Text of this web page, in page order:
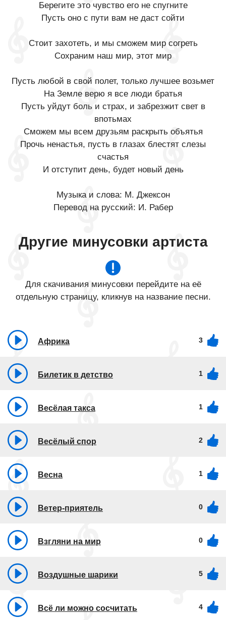
Берегите это чувство его не спугните
Пусть оно с пути вам не даст сойти
Стоит захотеть, и мы сможем мир согреть
Сохраним наш мир, этот мир
Пусть любой в свой полет, только лучшее возьмет
На Земле верю я все люди братья
Пусть уйдут боль и страх, и забрезжит свет в
впотьмах
Сможем мы всем друзьям раскрыть объятья
Прочь ненастья, пусть в глазах блестят слезы
счастья
И отступит день, будет новый день
Музыка и слова: М. Джексон
Перевод на русский: И. Рабер
Другие минусовки артиста
Для скачивания минусовки перейдите на её
отдельную страницу, кликнув на название песни.
Африка 3
Билетик в детство 1
Весёлая такса 1
Весёлый спор 2
Весна 1
Ветер-приятель 0
Взгляни на мир 0
Воздушные шарики 5
Всё ли можно сосчитать 4